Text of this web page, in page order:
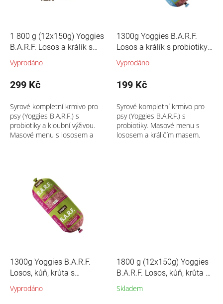
u
k
t
ů
1 800 g (12x150g) Yoggies
B.A.R.F. Losos a králík s
probiotiky Syrové maso pro
psy
Vyprodáno
299 Kč
Syrové kompletní krmivo pro
psy (Yoggies B.A.R.F.) s
probiotiky a kloubní výživou.
Masové menu s lososem a
1300g Yoggies B.A.R.F.
Losos a králík s probiotiky
Syrové maso pro psy
Vyprodáno
199 Kč
Syrové kompletní krmivo pro
psy (Yoggies B.A.R.F.) s
probiotiky. Masové menu s
lososem a králičím masem.
1300g Yoggies B.A.R.F.
Losos, kůň, krůta s
probiotiky Syrové maso pro
psy
Vyprodáno
1800 g (12x150g) Yoggies
B.A.R.F. Losos, kůň, krůta s
probiotiky Syrové maso pro
Skladem